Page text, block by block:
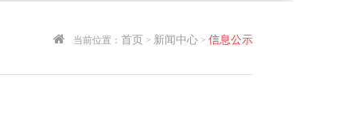
当前位置： 首页 > 新闻中心 > 信息公示